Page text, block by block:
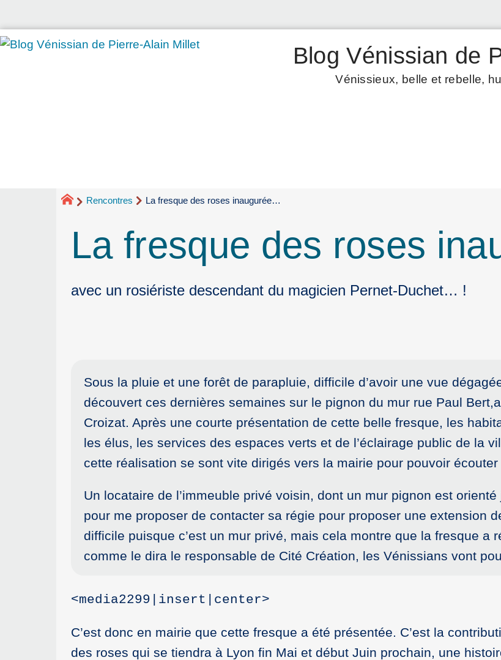
Blog Vénissian de
Vénissieux, belle et rebelle,
Rencontres La fresque des roses inaugurée…
La fresque des roses
avec un rosiériste descendant du magicien Pernet-Duchet… !
Sous la pluie et une forêt de parapluie, difficile d’avoir une vue
découvert ces dernières semaines sur le pignon du mur rue Paul
Croizat. Après une courte présentation de cette belle fresque, les
les élus, les services des espaces verts et de l’éclairage public de la
cette réalisation se sont vite dirigés vers la mairie pour pouvoir
Un locataire de l’immeuble privé voisin, dont un mur pignon est
pour me proposer de contacter sa régie pour proposer une extension
difficile puisque c’est un mur privé, mais cela montre que la fresque a
comme le dira le responsable de Cité Création, les Vénissians vont
<media2299|insert|center>
C’est donc en mairie que cette fresque a été présentée. C’est la
des roses qui se tiendra à Lyon fin Mai et début Juin prochain, une